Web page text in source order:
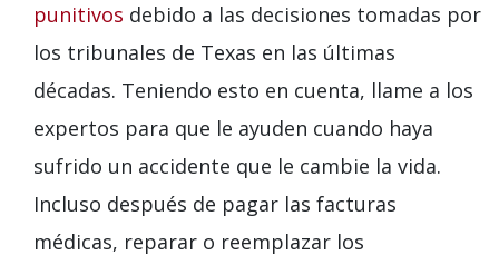
punitivos debido a las decisiones tomadas por
los tribunales de Texas en las últimas
décadas. Teniendo esto en cuenta, llame a los
expertos para que le ayuden cuando haya
sufrido un accidente que le cambie la vida.
Incluso después de pagar las facturas
médicas, reparar o reemplazar los